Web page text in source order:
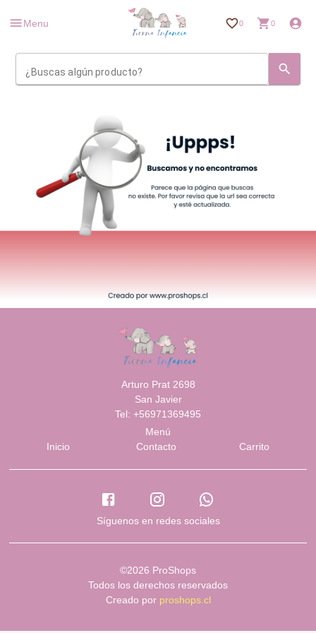
Menu 0 0
¿Buscas algún producto?
Arturo Prat 2698
San Javier
Tel: +56971369495
Menú
Inicio
Contacto Carrito
Síguenos en redes sociales
©2026 ProShops
Todos los derechos reservados
Creado por proshops.cl